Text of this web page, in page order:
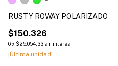
RUSTY ROWAY POLARIZADO
$150.326
6x $25.054,33 sin interés
¡Última unidad!